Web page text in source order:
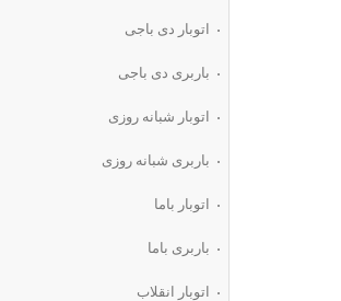
اتوبار دی باجی
باربری دی باجی
اتوبار شبانه روزی
باربری شبانه روزی
اتوبار باما
باربری باما
اتوبار انقلاب